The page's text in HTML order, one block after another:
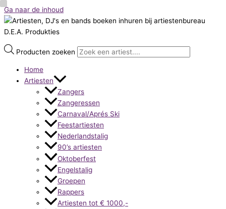
Ga naar de inhoud
Producten zoeken
Home
Artiesten
Zangers
Zangeressen
Carnaval/Aprés Ski
Feestartiesten
Nederlandstalig
90’s artiesten
Oktoberfest
Engelstalig
Groepen
Rappers
Artiesten tot € 1000,-